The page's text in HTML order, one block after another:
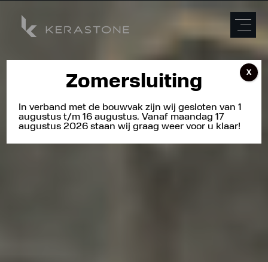
Zomersluiting
In verband met de bouwvak zijn wij gesloten van 1
augustus t/m 16 augustus. Vanaf maandag 17
augustus 2026 staan wij graag weer voor u klaar!
X